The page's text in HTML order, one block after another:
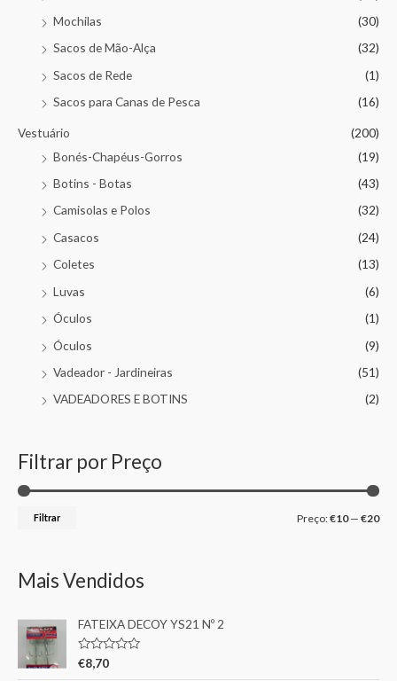
Mochilas
(30)
Sacos de Mão-Alça
(32)
Sacos de Rede
(1)
Sacos para Canas de Pesca
(16)
Vestuário
(200)
Bonés-Chapéus-Gorros
(19)
Botins - Botas
(43)
Camisolas e Polos
(32)
Casacos
(24)
Coletes
(13)
Luvas
(6)
Óculos
(1)
Óculos
(9)
Vadeador - Jardineiras
(51)
VADEADORES E BOTINS
(2)
Filtrar por Preço
Filtrar Preço:€10— €20
Mais Vendidos
FATEIXA DECOY YS21 Nº 2
A
€8,70